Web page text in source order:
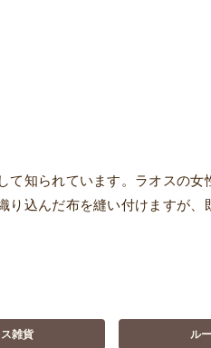
て知られています。ラオスの女
り込んだ布を縫い付けますが、
雑貨 ル